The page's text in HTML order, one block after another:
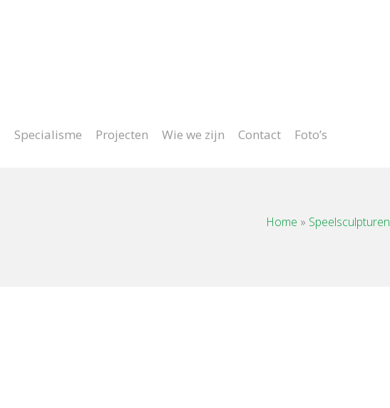
Specialisme Projecten Wie we zijn Contact Foto’s
Home » Speelsculpturen